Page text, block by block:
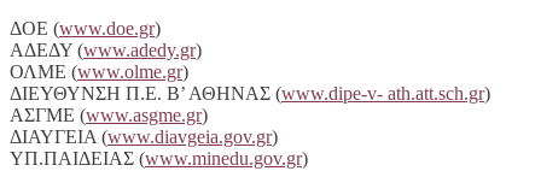
ΔΟΕ (www.doe.gr)
ΑΔΕΔΥ (www.adedy.gr)
ΟΛΜΕ (www.olme.gr)
ΔΙΕΥΘΥΝΣΗ Π.Ε. Β’ ΑΘΗΝΑΣ (www.dipe-v- ath.att.sch.gr)
ΑΣΓΜΕ (www.asgme.gr)
ΔΙΑΥΓΕΙA (www.diavgeia.gov.gr)
ΥΠ.ΠΑΙΔΕΙΑΣ (www.minedu.gov.gr)